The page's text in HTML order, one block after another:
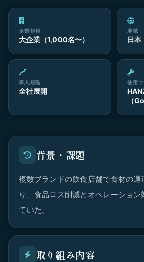
企業規模
大企業（1,000名〜）
地域
日本
導入段階
全社展開
使用
（
背景・課題
複数ブランドの飲食店舗で食材の適
り、食品ロス削減とオペレーショ
ていた。
取り組み内容